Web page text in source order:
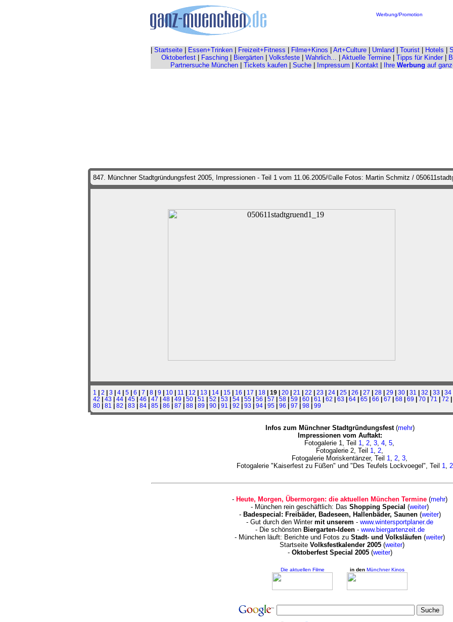
Werbung/Promotion
Startseite| Essen+Trinken| Freizeit+Fitness Filme+Kinos Art+Culture| Umland Tourist| Hotels
Oktoberfest
Fasching Biergärten Volksfeste Wahrlich... Aktuelle Termine Tipps für Kinder
Partnersuche München
Tickets kaufen Suche Impressum Kontakt Ihre Werbung auf
847. Münchner Stadtgründungsfest 2005, Impressionen - Teil 1 vom 11.06.2005/©alle Fotos: Martin Schmitz /
1 | 2 | 3 | 4 | 5 | 6 | 7 | 8 | 9 | 10 | 11 | 12 | 13 | 14 | 15 | 16 | 17 | 18 | 19 | 20 | 21 | 22 | 23 | 24 | 25 | 26 | 27 | 28 | 29 | 30 | 31 | 32 | 33 | 34
42 | 43 | 44 | 45 | 46 | 47 | 48 | 49 | 50 | 51 | 52 | 53 | 54 | 55 | 56 | 57 | 58 | 59 | 60 | 61 | 62 | 63 | 64 | 65 | 66 | 67 | 68 | 69 | 70 | 71 | 72 |
80 | 81 | 82 | 83 | 84 | 85 | 86 | 87 | 88 | 89 | 90 | 91 | 92 | 93 | 94 | 95 | 96 | 97 | 98 | 99
Infos zum Münchner Stadtgründungsfest(mehr)
Impressionen vom Auftakt:
Fotogalerie 1, Teil 1, 2, 3, 4, 5,
Fotogalerie 2, Teil 1, 2,
Fotogalerie Moriskentänzer, Teil 1, 2, 3,
Fotogalerie "Kaiserfest zu Füßen" und "Des Teufels Lockvoegel", Teil 1, 2
- Heute, Morgen, Übermorgen: die aktuellen München Termine (mehr)
- München rein geschäftlich: Das Shopping Special (weiter)
- Badespecial: Freibäder, Badeseen, Hallenbäder, Saunen(weiter)
- Gut durch den Winter mit unserem - www.wintersportplaner.de
- Die schönsten Biergarten-Ideen- www.biergartenzeit.de
- München läuft: Berichte und Fotos zu Stadt- und Volksläufen (weiter)
Startseite Volksfestkalender 2005(weiter)
- Oktoberfest Special 2005(weiter)
Die aktuellen Filme in den Münchner Kinos